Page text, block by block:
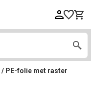
/ PE-folie met raster